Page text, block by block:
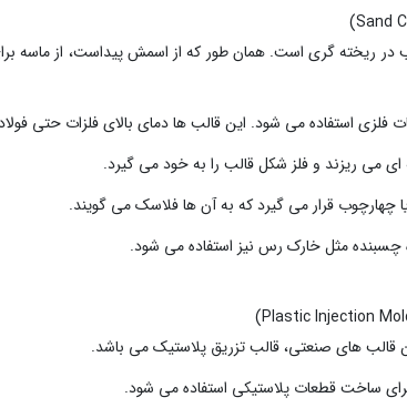
در ریخته گری است. همان طور که از اسمش پیداست، از ماسه
استفاده می شود. این قالب ها دمای بالای فلزات حتی
می ریزند و فلز شکل قالب را به خود می گیرد.
چهارچوب قرار می گیرد که به آن ها فلاسک می گویند.
چسبنده مثل خارک رس نیز استفاده می شود.
قالب های صنعتی، قالب تزریق پلاستیک می باشد.
ساخت قطعات پلاستیکی استفاده می شود.